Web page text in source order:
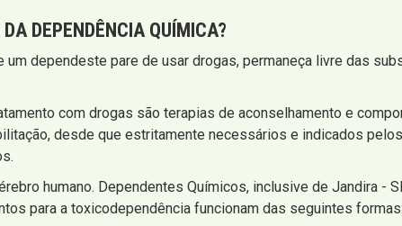
DEPENDÊNCIA QUÍMICA?
dependeste pare de usar drogas, permaneça livre das
com drogas são terapias de aconselhamento e
desde que estritamente necessários e indicados
humano. Dependentes Químicos, inclusive de Jandira -
para a toxicodependência funcionam das seguintes formas: